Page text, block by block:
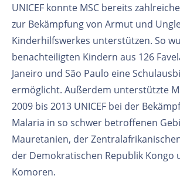
UNICEF konnte MSC bereits
zur Bekämpfung von Armut und
Kinderhilfswerkes unterstützen. So
benachteiligten Kindern aus 126
Janeiro und São Paulo eine
ermöglicht. Außerdem unterstützte
2009 bis 2013 UNICEF bei der
Malaria in so schwer betroffenen
Mauretanien, der
der Demokratischen Republik Kongo
Komoren.